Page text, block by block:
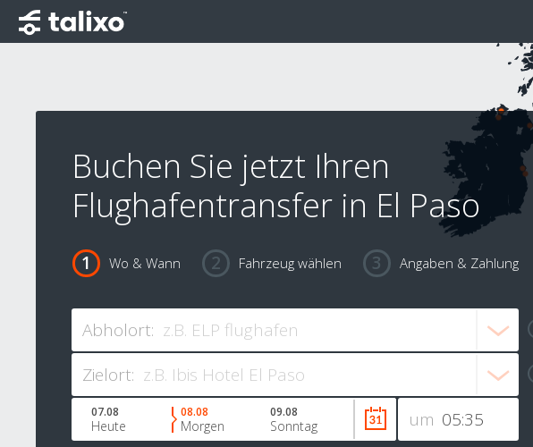
Buchen Sie jetzt Ihren
Flughafentransfer in El Paso
Wo & Wann Fahrzeug wählen Angaben & Zahlung
Abholort:
Zielort:
um
07.08
Heute
08.08
Morgen
09.08
Sonntag